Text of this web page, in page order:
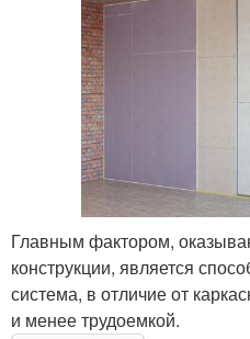
Главным фактором,
конструкции, является
система, в отличие от
и менее трудоемкой.